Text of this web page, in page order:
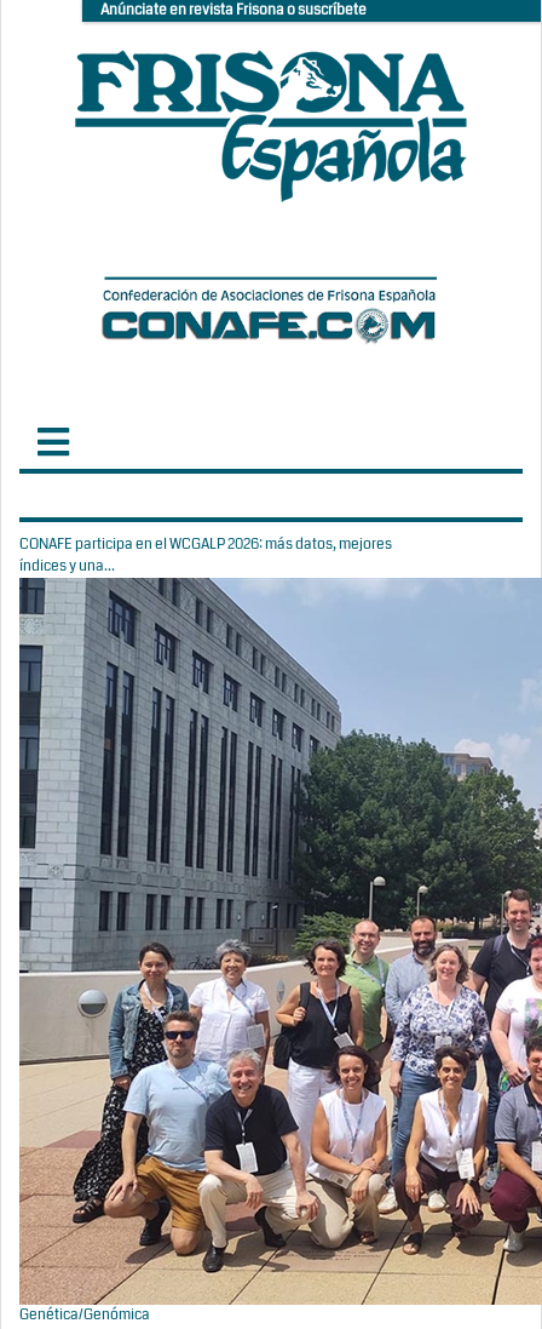
Anúnciate en revista Frisona o suscríbete
CONAFE participa en el WCGALP 2026: más datos, mejores
índices y una...
Genética/Genómica